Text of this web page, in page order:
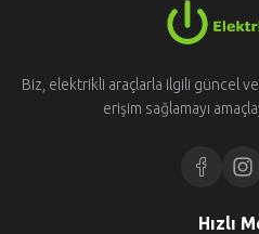
Biz, elektrikli araçlarla ilgili güncel
erişim sağlamayı
Hızlı